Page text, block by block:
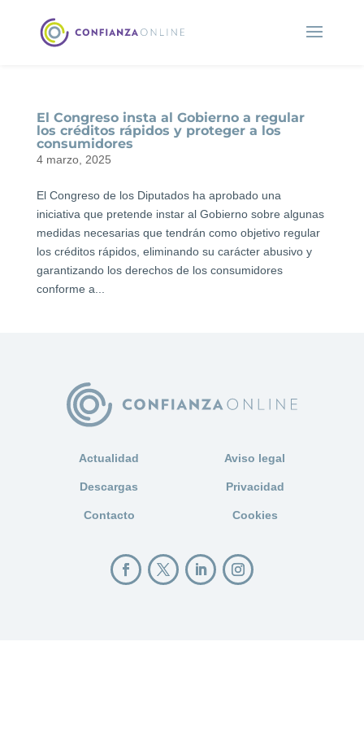
El Congreso insta al Gobierno a regular
los créditos rápidos y proteger a los
consumidores
4 marzo, 2025
El Congreso de los Diputados ha aprobado una
iniciativa que pretende instar al Gobierno sobre algunas
medidas necesarias que tendrán como objetivo regular
los créditos rápidos, eliminando su carácter abusivo y
garantizando los derechos de los consumidores
conforme a...
Actualidad
Descargas
Contacto
Aviso legal
Privacidad
Cookies